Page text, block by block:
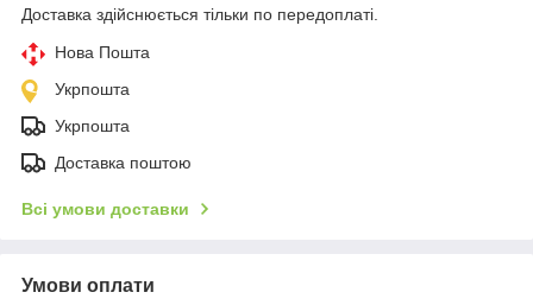
Доставка здійснюється тільки по передоплаті.
Нова Пошта
Укрпошта
Укрпошта
Доставка поштою
Всі умови доставки
Умови оплати